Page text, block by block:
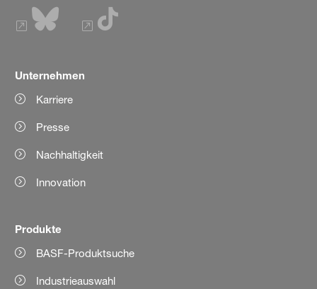
Unternehmen
Karriere
Presse
Nachhaltigkeit
Innovation
Produkte
BASF-Produktsuche
Industrieauswahl